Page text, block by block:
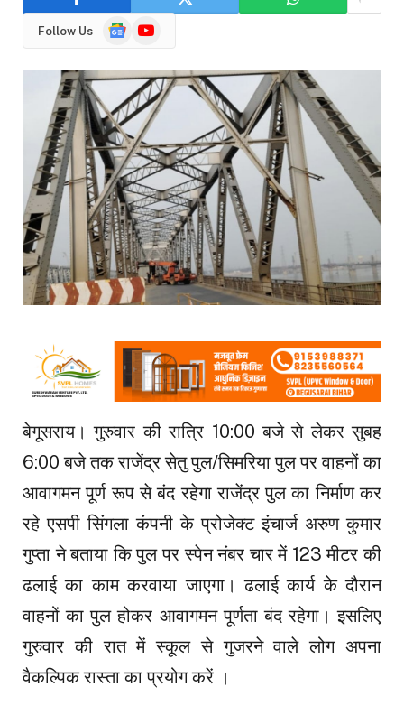
Follow Us
GoogleYouTube
बेगूसराय। गुरुवार की रात्रि 10:00 बजे से लेकर सुबह
6:00 बजे तक राजेंद्र सेतु पुल/सिमरिया पुल पर वाहनों का
आवागमन पूर्ण रूप से बंद रहेगा राजेंद्र पुल का निर्माण कर
रहे एसपी सिंगला कंपनी के प्रोजेक्ट इंचार्ज अरुण कुमार
गुप्ता ने बताया कि पुल पर स्पेन नंबर चार में 123 मीटर की
ढलाई का काम करवाया जाएगा। ढलाई कार्य के दौरान
वाहनों का पुल होकर आवागमन पूर्णता बंद रहेगा। इसलिए
गुरुवार की रात में स्कूल से गुजरने वाले लोग अपना
वैकल्पिक रास्ता का प्रयोग करें ।